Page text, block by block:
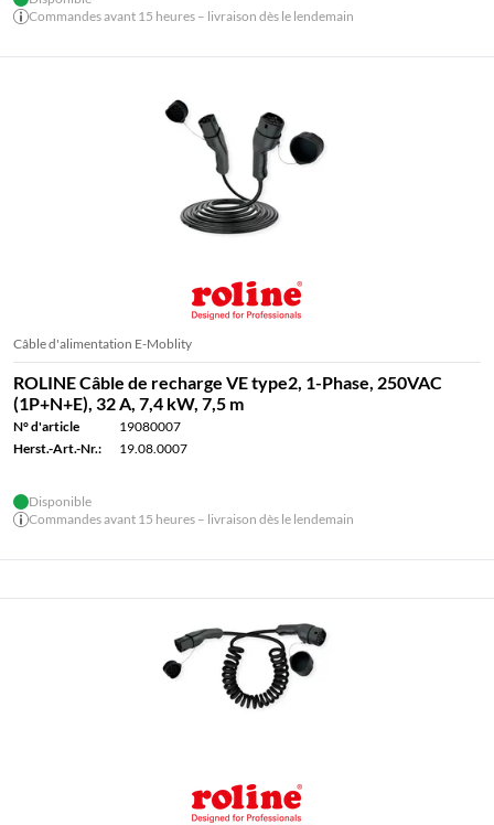
Commandes avant 15 heures – livraison dès le lendemain
Câble d'alimentation E-Moblity
ROLINE Câble de recharge VE type2, 1-Phase, 250VAC
(1P+N+E), 32 A, 7,4 kW, 7,5 m
N° d'article
19080007
Herst.-Art.-Nr.:
19.08.0007
Disponible
Commandes avant 15 heures – livraison dès le lendemain